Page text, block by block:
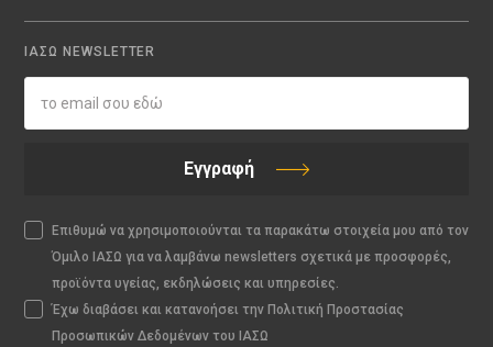
ΙΑΣΩ NEWSLETTER
Εγγραφή
Επιθυμώ να χρησιμοποιούνται τα παρακάτω στοιχεία μου από τον
Όμιλο ΙΑΣΩ για να λαμβάνω newsletters σχετικά με προσφορές,
προϊόντα υγείας, εκδηλώσεις και υπηρεσίες.
Έχω διαβάσει και κατανοήσει την Πολιτική Προστασίας
Προσωπικών Δεδομένων του ΙΑΣΩ